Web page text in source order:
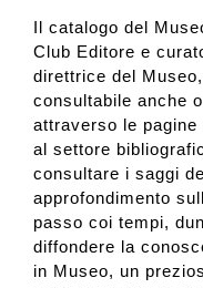
Il catalogo del
Club Editore e
direttrice del
consultabile anche
attraverso le
al settore
consultare i saggi
approfondimento
passo coi tempi,
diffondere la
in Museo, un